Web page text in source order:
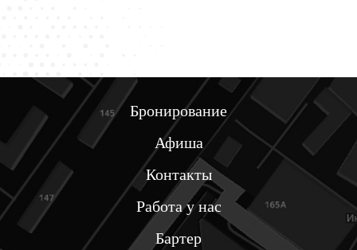
Бронирование
Афиша
Контакты
Работа у нас
Бартер